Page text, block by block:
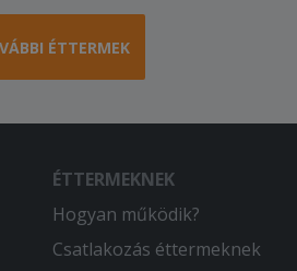
ÉTTERMEK
ÉTTERMEKNEK
Hogyan működik?
Csatlakozás éttermeknek